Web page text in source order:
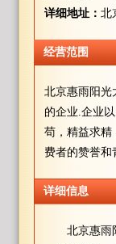
详细地址： 北
经营范围
北京惠雨阳光
的企业.企业
苟，精益求精
费者的赞誉和
详细信息
北京惠雨阳